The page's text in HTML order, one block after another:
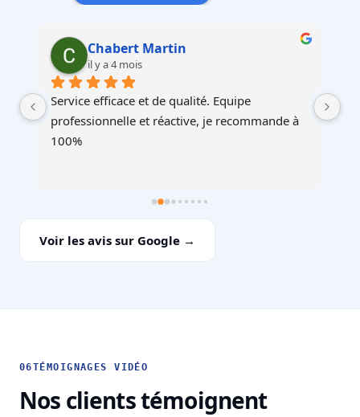
Martin Faliu
il y a 4 mois
Service au top, devis ultra rapide et cohérent,
équipes professionnelles et soignéesJe
recommande !
Voir les avis sur Google →
06TÉMOIGNAGES VIDÉO
Nos clients témoignent